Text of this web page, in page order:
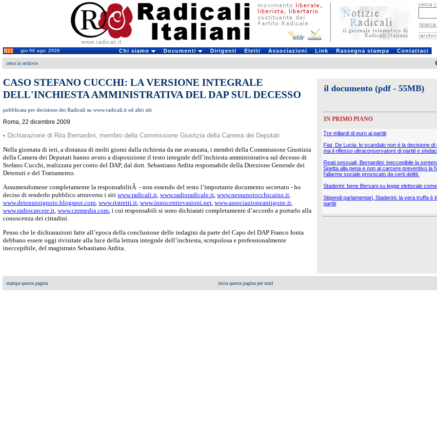
cerca
ricerca
gio 06 ago. 2026 Chi siamo Documenti Dirigenti Eletti Associazioni Link Rassegna stampa Contattaci
cerca in archivio
CASO STEFANO CUCCHI: LA VERSIONE INTEGRALE
DELL'INCHIESTA AMMINISTRATIVA DEL DAP SUL DECESSO
pubblicata per decisione dei Radicali su www.radicali.it ed altri siti
Roma, 22 dicembre 2009
• Dichiarazione di Rita Bernardini, membro della Commissione Giustizia della Camera dei Deputati
Nella giornata di ieri, a distanza di molti giorni dalla richiesta da me avanzata, i membri della Commissione Giustizia
della Camera dei Deputati hanno avuto a disposizione il testo integrale dell’inchiesta amministrativa sul decesso di
Stefano Cucchi, realizzata per conto del DAP, dal dott. Sebastiano Ardita responsabile della Direzione Generale dei
Detenuti e del Trattamento.
Assumendomene completamente la responsabilitÃ - non essendo del resto l’importante documento secretato - ho
deciso di renderlo pubblico attraverso i siti www.radicali.it www.radioradicale.it www.nessunotocchicaino.it
www.detenutoignoto.blogspot.com www.ristretti.it www.innocentievasioni.net www.associazioneantigone.it
www.radiocarcere.it www.cnrmedia.com , i cui responsabili si sono dichiarati completamente d’accordo a portarlo alla
conoscenza dei cittadini.
Penso che le dichiarazioni fatte all’epoca della conclusione delle indagini da parte del Capo del DAP Franco Ionta
debbano essere oggi rivisitate alla luce della lettura integrale dell’inchiesta, scrupolosa e professionalmente
ineccepibile, del magistrato Sebastiano Ardita.
il documento (pdf - 55MB)
IN PRIMO PIANO
Tre miliardi di euro ai partiti
Fiat, De Lucia: lo scandalo non è la decisione di
ma il riflesso ultraconservatore di partiti e
Reati sessuali, Bernardini: ineccepibile la
Spetta alla pena e non al carcere preventivo la
l'allarme sociale provocato da certi delitti.
Staderini: bene Bersani su legge elettorale
Stipendi parlamentari, Staderini: la vera truffa è
partiti
stampa questa pagina invia questa pagina per mail